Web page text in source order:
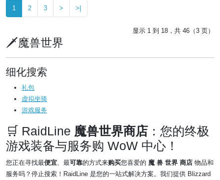
1 2 3 > >|
显示 1 到 18，共 46（3 页）
🗡️魔兽世界
细化搜索
礼​包
虚拟坐骑
游​戏​服务
🛒 RaidLine 魔兽世界商店 ：您的终极
游戏装备与服务购 WoW 中心！
您正在寻找最便宜 、最可靠的方式来购买您喜爱的 魔 兽 世界 商店 物品和
服务吗？停止搜索！RaidLine 是您的一站式解决方案。我们提供 Blizzard